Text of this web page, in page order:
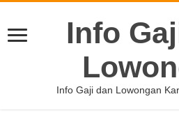
Info
Info Gaji dan Lowongan